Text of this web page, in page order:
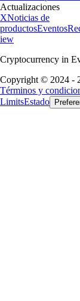
Actualizaciones
XNoticias de
productosEventos
iew
Cryptocurrency in
Copyright © 2024 -
Términos y
LimitsEstado